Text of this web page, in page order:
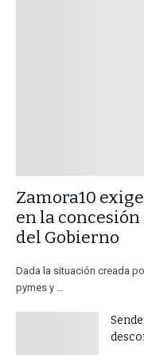
​Zamora10
en la concesión
del Gobierno
Dada la situación creada
pymes y …